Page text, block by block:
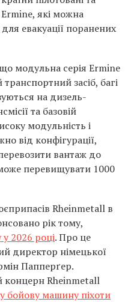
які можна
евакуації поранених
модульна серія Ermine
засіб, багі
на дизель-
та базовій
модульність і
від конфігурації,
вантаж до
перевищувати 1000
Rheinmetall в
рік тому,
2026 році. Про це
директор німецької
Папперґер.
Rheinmetall
бойову машину піхоти